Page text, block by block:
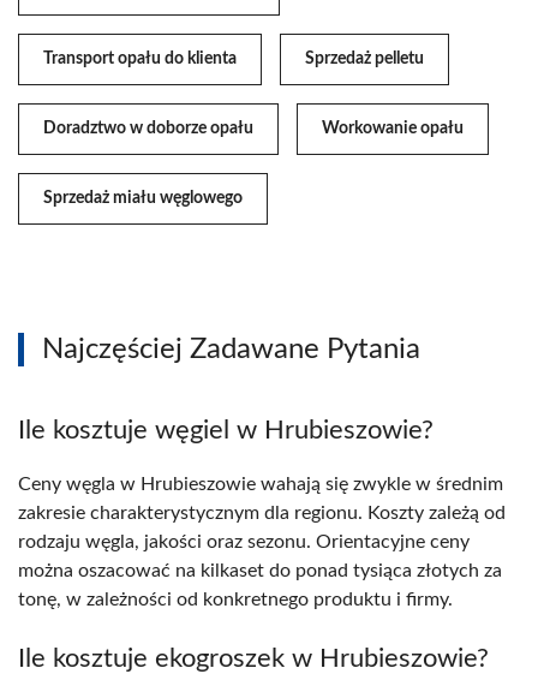
Transport opału do klienta Sprzedaż pelletu
Doradztwo w doborze opału Workowanie opału
Sprzedaż miału węglowego
Najczęściej Zadawane Pytania
Ile kosztuje węgiel w Hrubieszowie?
Ceny węgla w Hrubieszowie wahają się zwykle w średnim
zakresie charakterystycznym dla regionu. Koszty zależą od
rodzaju węgla, jakości oraz sezonu. Orientacyjne ceny
można oszacować na kilkaset do ponad tysiąca złotych za
tonę, w zależności od konkretnego produktu i firmy.
Ile kosztuje ekogroszek w Hrubieszowie?